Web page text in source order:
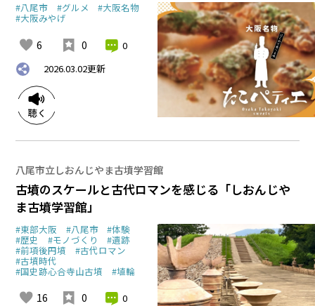
#八尾市 #グルメ #大阪名物
#大阪みやげ
6 0
0
2026.03.02更新
八尾市立しおんじやま古墳学習館
古墳のスケールと古代ロマンを感じる「しおんじや
ま古墳学習館」
#東部大阪 #八尾市 #体験
#歴史 #モノづくり #遺跡
#前項後円墳 #古代ロマン
#古墳時代
#国史跡心合寺山古墳 #埴輪
16 0
0